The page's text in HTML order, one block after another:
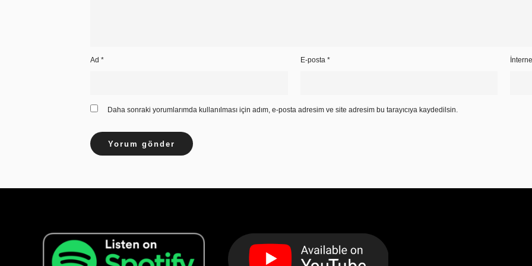
Ad * E-posta *
Daha sonraki yorumlarımda kullanılması için adım, e-posta adresim ve site adresim bu tarayıcıya kaydedilsin.